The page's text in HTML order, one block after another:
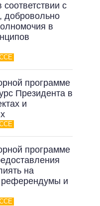
с
добровольно
в
программе
Президента в
и
программе
на
референдумы и